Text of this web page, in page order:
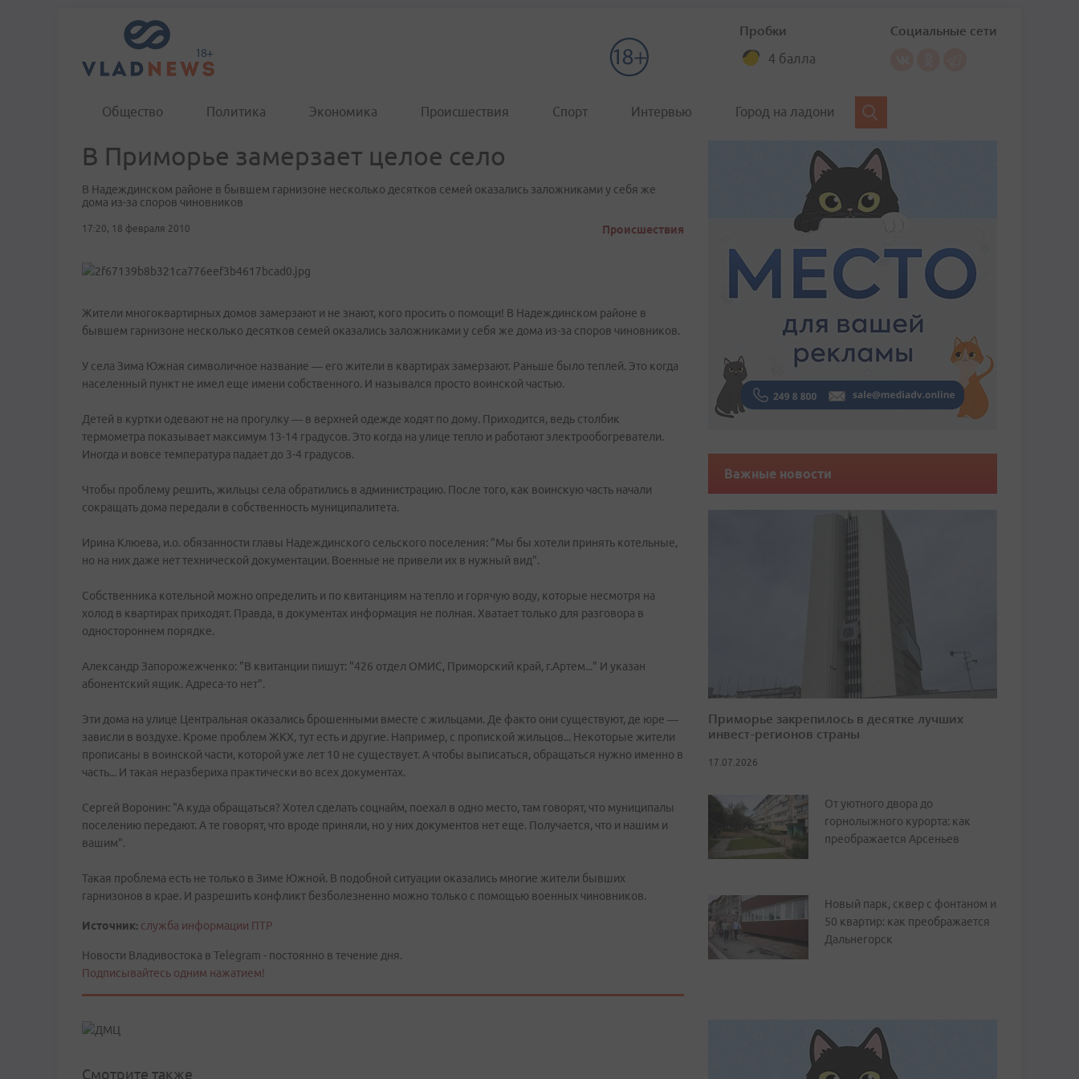
Пробки
4 балла
Социальные сети
Общество Политика Экономика Происшествия Спорт Интервью Город на ладони
В Приморье замерзает целое село
В Надеждинском районе в бывшем гарнизоне несколько десятков семей оказались заложниками у себя же
дома из-за споров чиновников
17:20, 18 февраля 2010 Происшествия
Жители многоквартирных домов замерзают и не знают, кого просить о помощи! В Надеждинском районе в
бывшем гарнизоне несколько десятков семей оказались заложниками у себя же дома из-за споров чиновников.
У села Зима Южная символичное название — его жители в квартирах замерзают. Раньше было теплей. Это когда
населенный пункт не имел еще имени собственного. И назывался просто воинской частью.
Детей в куртки одевают не на прогулку — в верхней одежде ходят по дому. Приходится, ведь столбик
термометра показывает максимум 13-14 градусов. Это когда на улице тепло и работают электрообогреватели.
Иногда и вовсе температура падает до 3-4 градусов.
Чтобы проблему решить, жильцы села обратились в администрацию. После того, как воинскую часть начали
сокращать дома передали в собственность муниципалитета.
Ирина Клюева, и.о. обязанности главы Надеждинского сельского поселения: "Мы бы хотели принять котельные,
но на них даже нет технической документации. Военные не привели их в нужный вид".
Собственника котельной можно определить и по квитанциям на тепло и горячую воду, которые несмотря на
холод в квартирах приходят. Правда, в документах информация не полная. Хватает только для разговора в
одностороннем порядке.
Александр Запорожежченко: "В квитанции пишут: "426 отдел ОМИС, Приморский край, г.Артем..." И указан
абонентский ящик. Адреса-то нет".
Эти дома на улице Центральная оказались брошенными вместе с жильцами. Де факто они существуют, де юре —
зависли в воздухе. Кроме проблем ЖКХ, тут есть и другие. Например, с пропиской жильцов... Некоторые жители
прописаны в воинской части, которой уже лет 10 не существует. А чтобы выписаться, обращаться нужно именно в
часть... И такая неразбериха практически во всех документах.
Сергей Воронин: "А куда обращаться? Хотел сделать соцнайм, поехал в одно место, там говорят, что муниципалы
поселению передают. А те говорят, что вроде приняли, но у них документов нет еще. Получается, что и нашим и
вашим".
Такая проблема есть не только в Зиме Южной. В подобной ситуации оказались многие жители бывших
гарнизонов в крае. И разрешить конфликт безболезненно можно только с помощью военных чиновников.
Источник: служба информации ПТР
Новости Владивостока в Telegram - постоянно в течение дня.
Подписывайтесь одним нажатием!
Смотрите также
Важные новости
Приморье закрепилось в десятке лучших
инвест-регионов страны
17.07.2026
От уютного двора до
горнолыжного курорта: как
преображается Арсеньев
Новый парк, сквер с фонтаном и
50 квартир: как преображается
Дальнегорск